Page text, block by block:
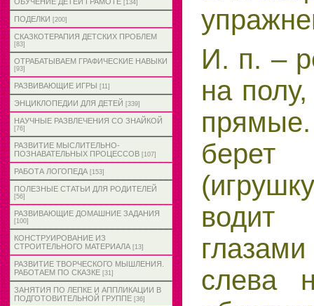
[134]
ПОДЕЛКИ [200]
СКАЗКОТЕРАПИЯ ДЕТСКИХ ПРОБЛЕМ
[83]
ОТРАБАТЫВАЕМ ГРАФИЧЕСКИЕ НАВЫКИ
[93]
РАЗВИВАЮЩИЕ ИГРЫ [11]
ЭНЦИКЛОПЕДИИ ДЛЯ ДЕТЕЙ [339]
НАУЧНЫЕ РАЗВЛЕЧЕНИЯ СО ЗНАЙКОЙ
[76]
РАЗВИТИЕ МЫСЛИТЕЛЬНО-
ПОЗНАВАТЕЛЬНЫХ ПРОЦЕССОВ [107]
РАБОТА ЛОГОПЕДА [153]
ПОЛЕЗНЫЕ СТАТЬИ ДЛЯ РОДИТЕЛЕЙ
[56]
РАЗВИВАЮЩИЕ ДОМАШНИЕ ЗАДАНИЯ
[100]
КОНСТРУИРОВАНИЕ ИЗ
СТРОИТЕЛЬНОГО МАТЕРИАЛА [13]
РАЗВИТИЕ ТВОРЧЕСКОГО МЫШЛЕНИЯ.
РАБОТАЕМ ПО СКАЗКЕ [31]
ЗАНЯТИЯ ПО ЛЕПКЕ И АППЛИКАЦИИ В
ПОДГОТОВИТЕЛЬНОЙ ГРУППЕ [36]
И. п. –
на
слева